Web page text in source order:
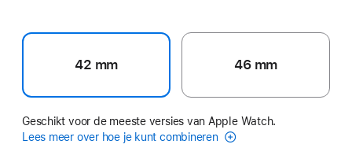
42 mm 46 mm
Geschikt voor de meeste versies van Apple Watch.
Lees meer over hoe je kunt combineren